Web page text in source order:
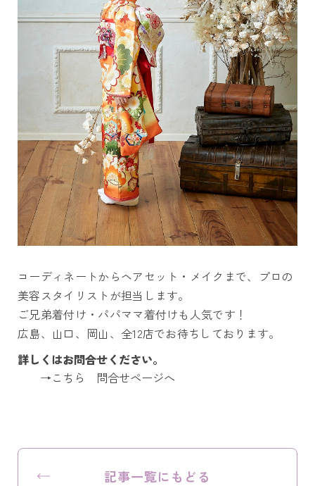
コーディネートからヘアセット・メイクまで、プロの
美容スタイリストが担当します。
ご兄弟着付け・パパママ着付けも人気です！
広島、山口、岡山、全12店でお待ちしております。
詳しくはお問合せください。
→こちら 問合せページへ
記事一覧にもどる